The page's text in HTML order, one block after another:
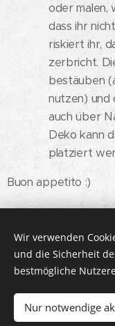
oder malen,
dass ihr
riskiert ihr,
zerbricht.
bestäuben
nutzen) und
auch über
Deko kann
platziert
Buon appetito :)
© 2026
Wir verwenden
und die Sicherheit
bestmögliche
Nur notwendige